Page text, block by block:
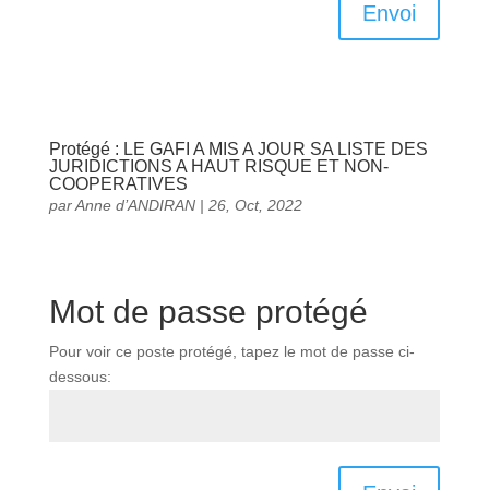
Envoi
Protégé : LE GAFI A MIS A JOUR SA LISTE DES
JURIDICTIONS A HAUT RISQUE ET NON-
COOPERATIVES
parAnne d’ANDIRAN| 26, Oct, 2022
Mot de passe protégé
Pour voir ce poste protégé, tapez le mot de passe ci-
dessous: